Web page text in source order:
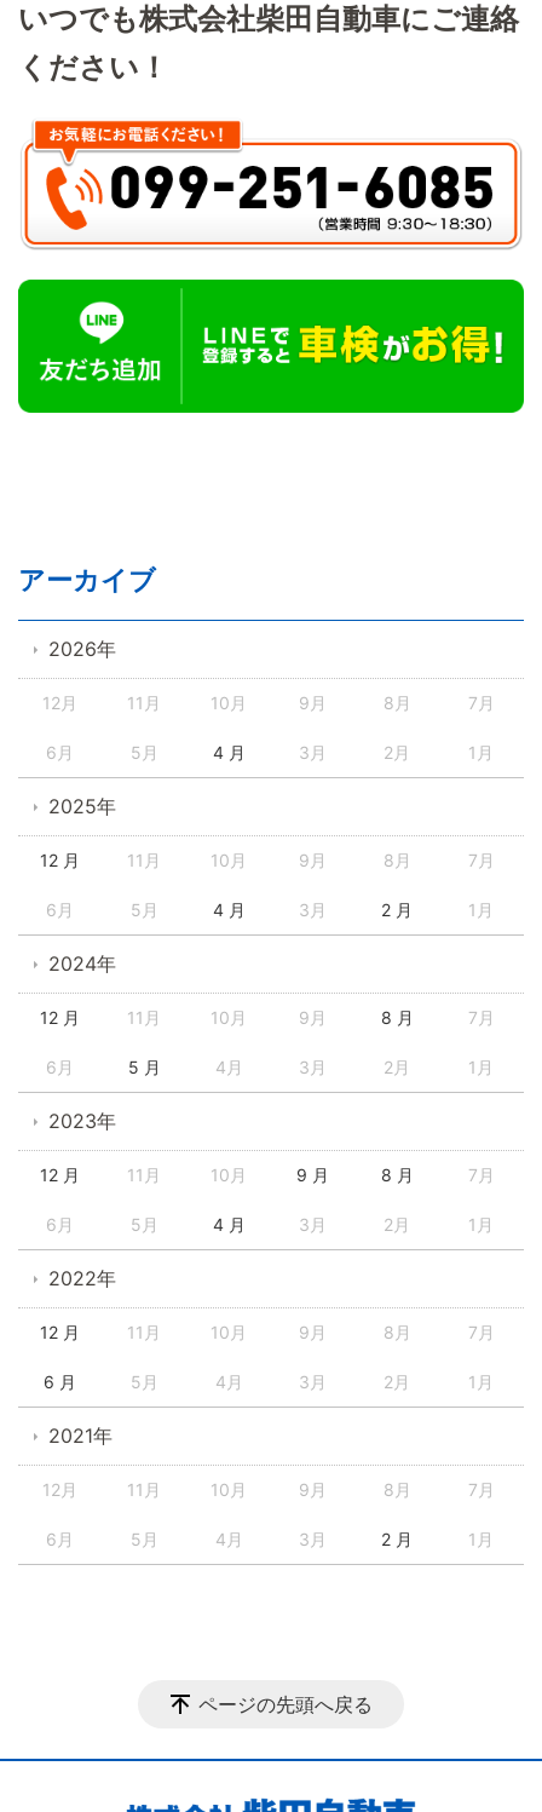
いつでも株式会社柴田自動車にご連絡
ください！
アーカイブ
2026年
12月 11月 10月 9月 8月 7月
6月 5月 4 月 3月 2月 1月
2025年
12 月 11月 10月 9月 8月 7月
6月 5月 4 月 3月 2 月 1月
2024年
12 月 11月 10月 9月 8 月 7月
6月 5 月 4月 3月 2月 1月
2023年
12 月 11月 10月 9 月 8 月 7月
6月 5月 4 月 3月 2月 1月
2022年
12 月 11月 10月 9月 8月 7月
6 月 5月 4月 3月 2月 1月
2021年
12月 11月 10月 9月 8月 7月
6月 5月 4月 3月 2 月 1月
ページの先頭へ戻る